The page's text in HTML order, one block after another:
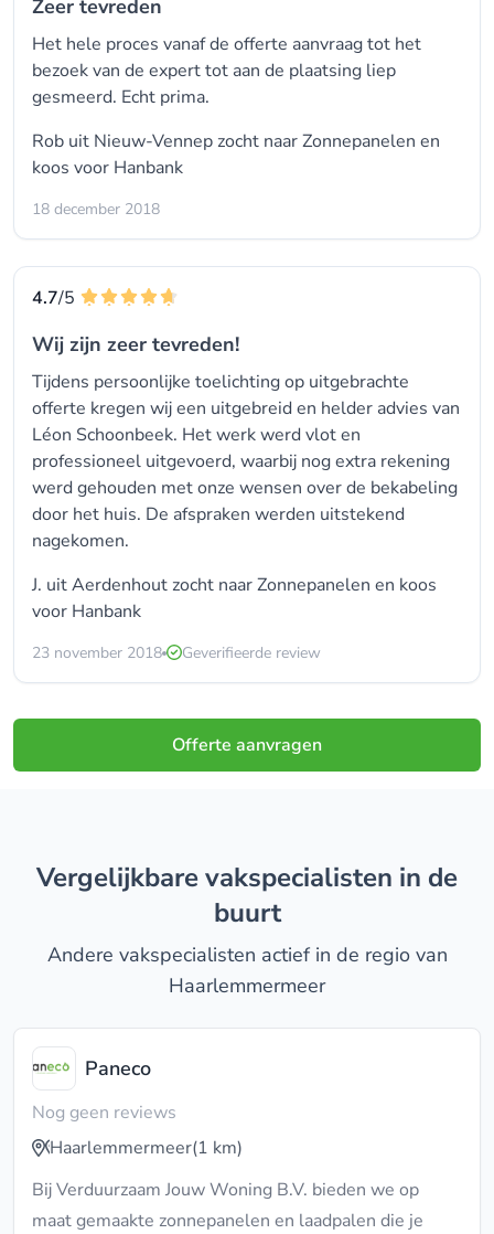
Zeer tevreden
Het hele proces vanaf de offerte aanvraag tot het
bezoek van de expert tot aan de plaatsing liep
gesmeerd. Echt prima.
Rob uit Nieuw-Vennep zocht naar Zonnepanelen en
koos voor Hanbank
18 december 2018
4.7/5
Wij zijn zeer tevreden!
Tijdens persoonlijke toelichting op uitgebrachte
offerte kregen wij een uitgebreid en helder advies van
Léon Schoonbeek. Het werk werd vlot en
professioneel uitgevoerd, waarbij nog extra rekening
werd gehouden met onze wensen over de bekabeling
door het huis. De afspraken werden uitstekend
nagekomen.
J. uit Aerdenhout zocht naar Zonnepanelen en koos
voor Hanbank
23 november 2018 Geverifieerde review
Offerte aanvragen
Vergelijkbare vakspecialisten in de
buurt
Andere vakspecialisten actief in de regio van
Haarlemmermeer
Paneco
Nog geen reviews
Haarlemmermeer(1 km)
Bij Verduurzaam Jouw Woning B.V. bieden we op
maat gemaakte zonnepanelen en laadpalen die je